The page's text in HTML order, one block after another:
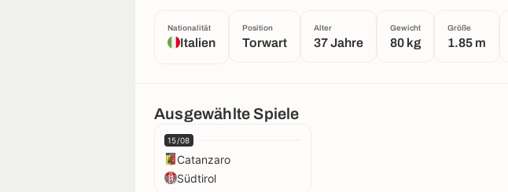
Nationalität
Italien
Position
Torwart
Alter
37 Jahre
Gewicht
80 kg
Größe
1.85 m
Ausgewählte Spiele
15/08
Catanzaro
Südtirol